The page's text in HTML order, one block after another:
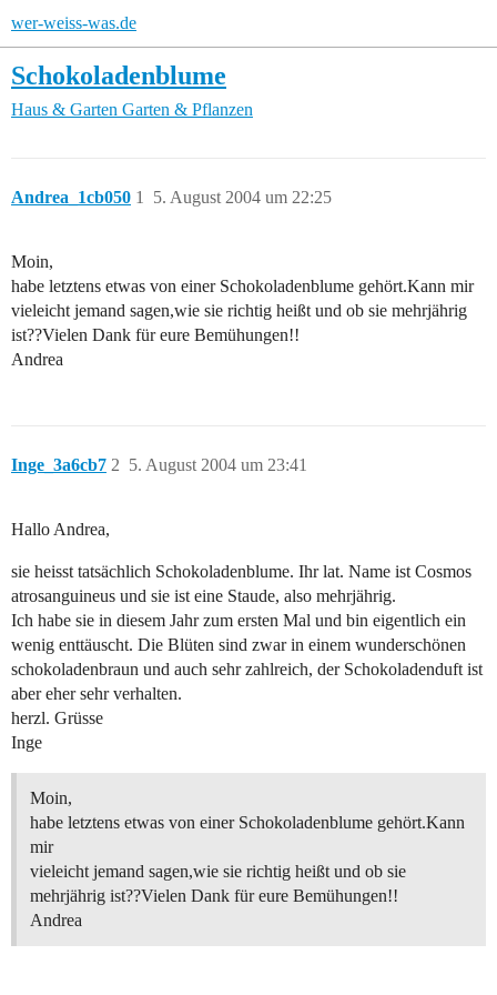
wer-weiss-was.de
Schokoladenblume
Haus & Garten Garten & Pflanzen
Andrea_1cb050 5. August 2004 um 22:25
1
Moin,
habe letztens etwas von einer Schokoladenblume gehört.Kann mir
vieleicht jemand sagen,wie sie richtig heißt und ob sie mehrjährig
ist??Vielen Dank für eure Bemühungen!!
Andrea
Inge_3a6cb7 5. August 2004 um 23:41
2
Hallo Andrea,
sie heisst tatsächlich Schokoladenblume. Ihr lat. Name ist Cosmos
atrosanguineus und sie ist eine Staude, also mehrjährig.
Ich habe sie in diesem Jahr zum ersten Mal und bin eigentlich ein
wenig enttäuscht. Die Blüten sind zwar in einem wunderschönen
schokoladenbraun und auch sehr zahlreich, der Schokoladenduft ist
aber eher sehr verhalten.
herzl. Grüsse
Inge
Moin,
habe letztens etwas von einer Schokoladenblume gehört.Kann
mir
vieleicht jemand sagen,wie sie richtig heißt und ob sie
mehrjährig ist??Vielen Dank für eure Bemühungen!!
Andrea